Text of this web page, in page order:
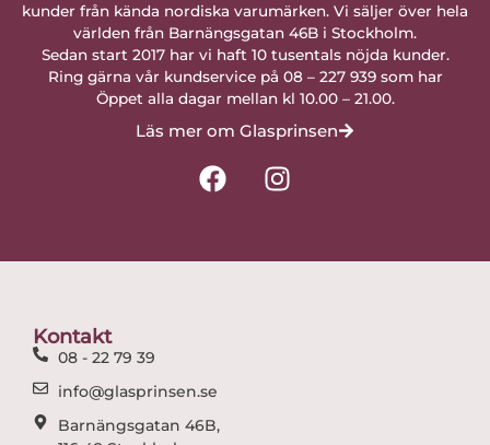
kunder från kända nordiska varumärken. Vi säljer över hela
världen från Barnängsgatan 46B i Stockholm.
Sedan start 2017 har vi haft 10 tusentals nöjda kunder.
Ring gärna vår kundservice på 08 – 227 939 som har
Öppet alla dagar mellan kl 10.00 – 21.00.
Läs mer om Glasprinsen
F
a
I
n
Kontakt
08 - 22 79 39
info@glasprinsen.se
Barnängsgatan 46B,